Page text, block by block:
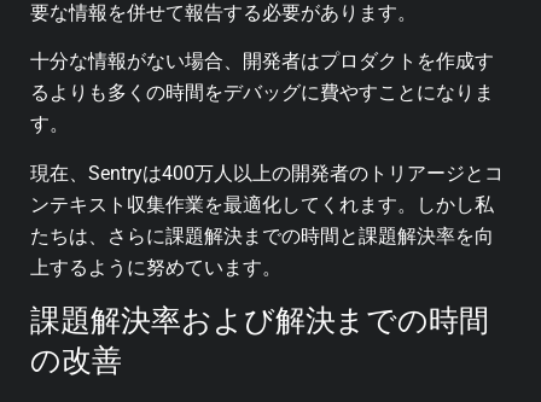
要な情報を併せて報告する必要があります。
十分な情報がない場合、開発者はプロダクトを作成す
るよりも多くの時間をデバッグに費やすことになりま
す。
現在、Sentryは400万人以上の開発者のトリアージとコ
ンテキスト収集作業を最適化してくれます。しかし私
たちは、さらに課題解決までの時間と課題解決率を向
上するように努めています。
課題解決率および解決までの時間
の改善